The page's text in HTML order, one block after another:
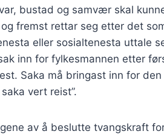
bustad og samvær skal
fremst rettar seg etter det
eller sosialtenesta uttale
inn for fylkesmannen etter
Saka må bringast inn for
vert reist”.
av å beslutte tvangskraft